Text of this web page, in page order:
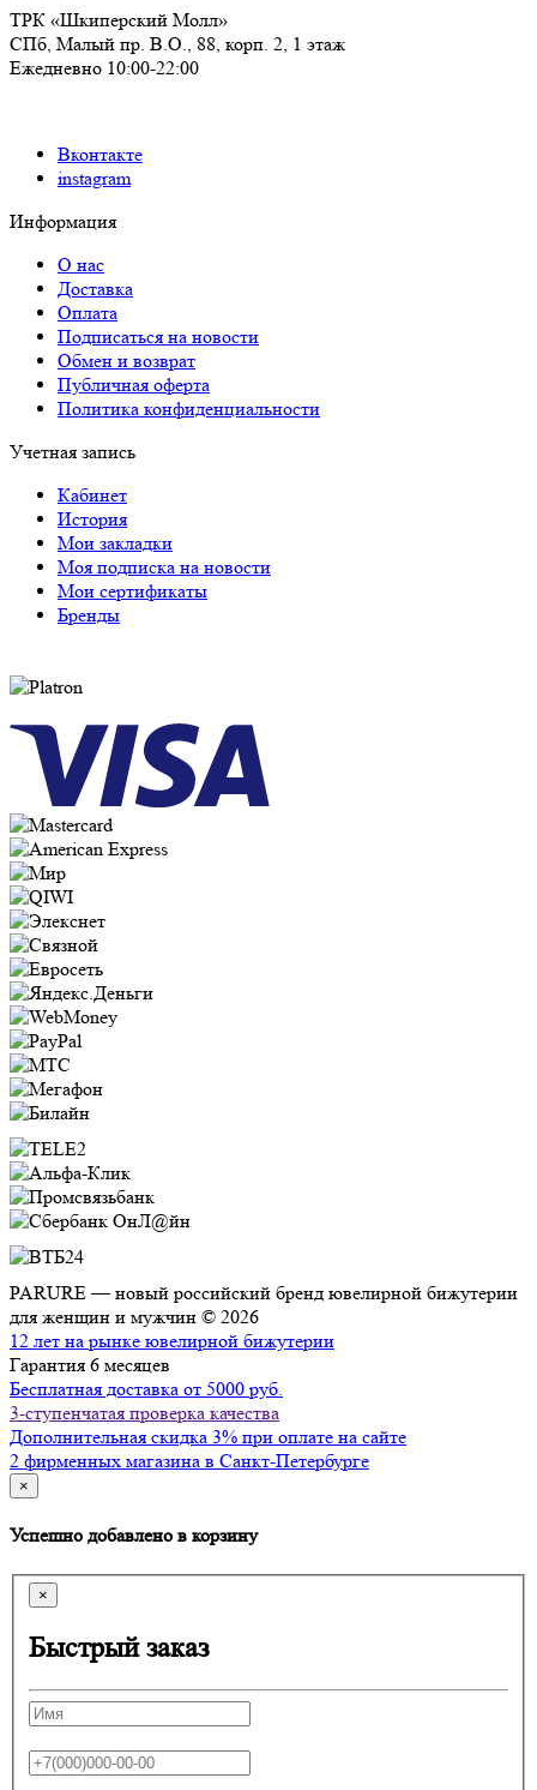
ТРК «Шкиперский Молл»
СПб, Малый пр. В.О., 88, корп. 2, 1 этаж
Ежедневно 10:00-22:00
Вконтакте
instagram
Информация
О нас
Доставка
Оплата
Подписаться на новости
Обмен и возврат
Публичная оферта
Политика конфиденциальности
Учетная запись
Кабинет
История
Мои закладки
Моя подписка на новости
Мои сертификаты
Бренды
PARURE — новый российский бренд ювелирной бижутерии
для женщин и мужчин © 2026
12 лет на рынке ювелирной бижутерии
Гарантия 6 месяцев
Бесплатная доставка от 5000 руб.
3-ступенчатая проверка качества
Дополнительная скидка 3% при оплате на сайте
2 фирменных магазина в Санкт-Петербурге
×
Успешно добавлено в корзину
×
Быстрый заказ